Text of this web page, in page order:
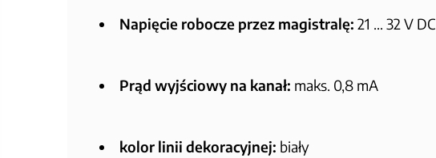
Napięcie robocze przez magistralę: 21 … 32 V DC
Prąd wyjściowy na kanał: maks. 0,8 mA
kolor linii dekoracyjnej: biały